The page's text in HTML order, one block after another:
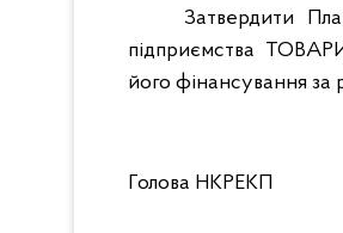
Затвердити
підприємства
його фінансування за
Голова НКРЕКП